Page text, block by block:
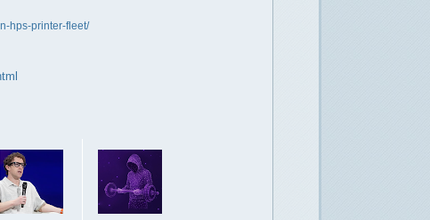
hps-printer-fleet/